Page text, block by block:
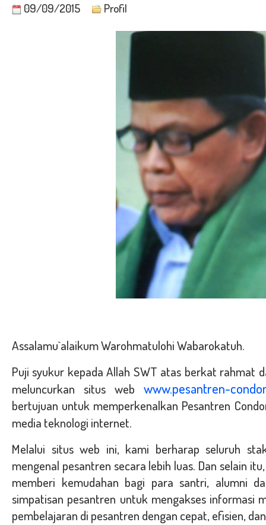
09/09/2015 Profil
Assalamu`alaikum Warohmatulohi Wabarokatuh.
Puji syukur kepada Allah SWT atas berkat rahmat
meluncurkan situs web www.pesantren-
bertujuan untuk memperkenalkan Pesantren
media teknologi internet.
Melalui situs web ini, kami berharap seluruh
mengenal pesantren secara lebih luas. Dan selain
memberi kemudahan bagi para santri, alumni
simpatisan pesantren untuk mengakses informasi
pembelajaran di pesantren dengan cepat, efisien,